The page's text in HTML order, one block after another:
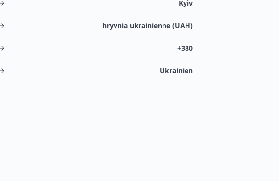
Kyiv
hryvnia ukrainienne (UAH)
+380
Ukrainien